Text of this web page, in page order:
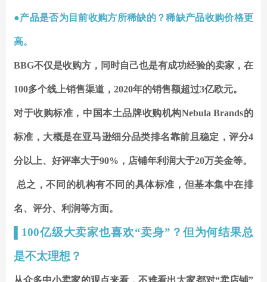
●产品是否为目前收购方所稀缺的？稀缺产品收购价格更
高。
BBG不仅是收购方，同时自己也是有成功经验的卖家，在
100多个线上销售渠道，2020年的销售额超过3亿欧元。
对于收购标准，中国本土品牌收购机构Nebula Brands的
标准，大概是在亚马逊细分品类排名靠前且稳定，评分4
分以上、好评率大于90%，店铺年利润大于20万美金等。
总之，不同的机构有不同的具体标准，但基本集中在排
名、评分、利润等方面。
100亿级大卖家也喜欢“卖身”？但为何结果总
是不太理想？
从众多中小卖家的观点来看，不难看出大家都对“卖店铺”